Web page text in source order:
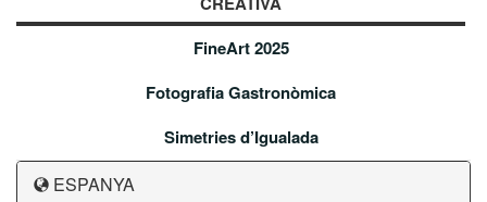
FineArt 2025
Fotografia Gastronòmica
Simetries d’Igualada
ESPANYA